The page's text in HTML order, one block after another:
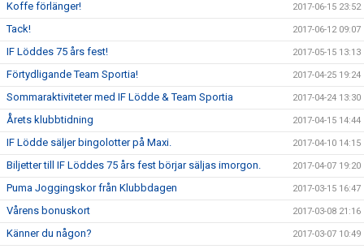
Koffe förlänger! 2017-06-15 23:52
Tack! 2017-06-12 09:07
IF Löddes 75 års fest! 2017-05-15 13:13
Förtydligande Team Sportia! 2017-04-25 19:24
Sommaraktiviteter med IF Lödde & Team Sportia 2017-04-24 13:30
Årets klubbtidning 2017-04-15 14:44
IF Lödde säljer bingolotter på Maxi. 2017-04-10 14:15
Biljetter till IF Löddes 75 års fest börjar säljas imorgon. 2017-04-07 19:20
Puma Joggingskor från Klubbdagen 2017-03-15 16:47
Vårens bonuskort 2017-03-08 21:16
Känner du någon? 2017-03-07 10:49